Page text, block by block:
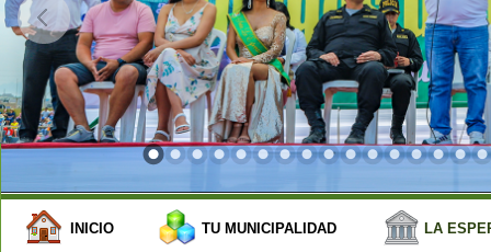
INICIO TU MUNICIPALIDAD LA